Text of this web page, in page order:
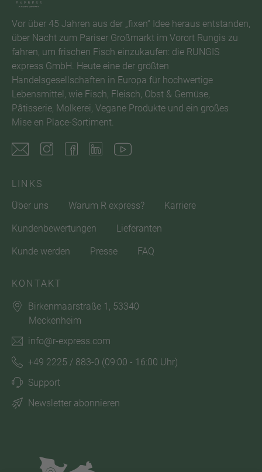
Vor über 45 Jahren aus der „fixen“ Idee heraus entstanden,
über Nacht zum Pariser Großmarkt im Vorort Rungis zu
fahren, um frischen Fisch einzukaufen: die RUNGIS
express GmbH. Heute eine der größten
Handelsgesellschaften in Europa für hochwertige
Lebensmittel, wie Fisch, Fleisch, Obst & Gemüse,
Pâtisserie, Molkerei, Vegane Produkte und ein großes
Mise en Place-Sortiment.
LINKS
Über uns
Warum R express? Karriere
Kundenbewertungen Lieferanten
Kunde werden Presse FAQ
KONTAKT
Birkenmaarstraße 1, 53340
Meckenheim
info@r-express.com
+49 2225 / 883-0 (09:00 - 16:00 Uhr)
Support
Newsletter abonnieren